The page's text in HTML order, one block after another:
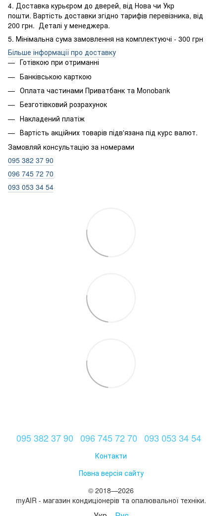
4. Доставка курьєром до дверей, від Нова чи Укр
пошти. Вартість доставки згідно тарифів перевізника, від
200 грн. Деталі у менеджера.
5. Мінімальна сума замовлення на комплектуючі - 300 грн
Більше інформації про доставку
Готівкою при отриманні
Банківською карткою
Оплата частинами Приватбанк та Monobank
Безготівковий розрахунок
Накладений платіж
Вартість акційних товарів підв'язана під курс валют.
Замовляй консультацію за номерами
095 382 37 90
096 745 72 70
093 053 34 54
095 382 37 90 096 745 72 70 093 053 34 54
Контакти
Повна версія сайту
© 2018—2026
myAIR - магазин кондиціонерів та опалювальної техніки.